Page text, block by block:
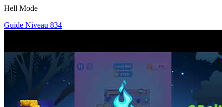
Hell Mode
Guide Niveau 834